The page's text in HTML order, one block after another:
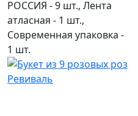
РОССИЯ - 9 шт., Лента
атласная - 1 шт.,
Современная упаковка -
1 шт.